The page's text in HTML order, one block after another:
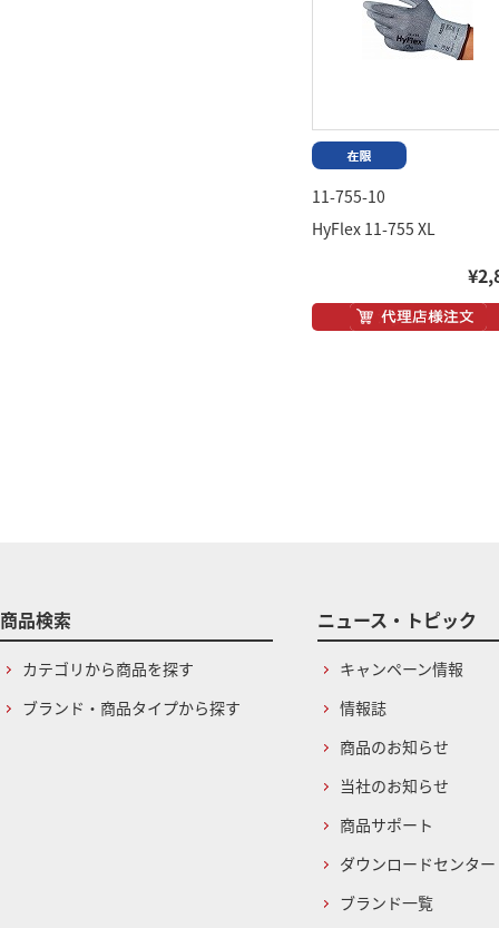
11-755-10
HyFlex 11-755 XL
商品検索
カテゴリから商品を探す
ブランド・商品タイプから探す
ニュース・トピック
キャンペーン情報
情報誌
商品のお知らせ
当社のお知らせ
商品サポート
ダウンロードセンター
ブランド一覧